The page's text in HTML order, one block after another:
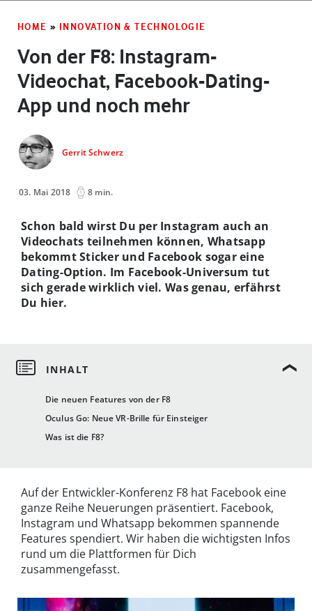
HOME » INNOVATION & TECHNOLOGIE
Von der F8: Instagram-
Videochat, Facebook-Dating-
App und noch mehr
Gerrit Schwerz
03. Mai 2018 8 min.
Die neuen Features von der F8
Oculus Go: Neue VR-Brille für Einsteiger
Was ist die F8?
Schon bald wirst Du per Instagram auch an
Videochats teilnehmen können, Whatsapp
bekommt Sticker und Facebook sogar eine
Dating-Option. Im Facebook-Universum tut
sich gerade wirklich viel. Was genau, erfährst
Du hier.
Auf der Entwickler-Konferenz F8 hat Facebook eine
ganze Reihe Neuerungen präsentiert. Facebook,
Instagram und Whatsapp bekommen spannende
Features spendiert. Wir haben die wichtigsten Infos
rund um die Plattformen für Dich
zusammengefasst.